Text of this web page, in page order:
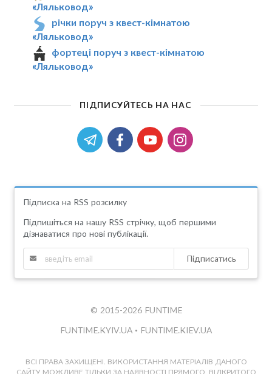
«Ляльковод»
річки поруч з квест-кімнатою
«Ляльковод»
фортеці поруч з квест-кімнатою
«Ляльковод»
ПІДПИСУЙТЕСЬ НА НАС
Підписка на RSS розсилку
Підпишіться на нашу RSS стрічку, щоб першими
дізнаватися про нові публікації.
Підписатись
© 2015-2026 FUNTIME
FUNTIME.KYIV.UA • FUNTIME.KIEV.UA
ВСІ ПРАВА ЗАХИЩЕНІ. ВИКОРИСТАННЯ МАТЕРІАЛІВ ДАНОГО
САЙТУ МОЖЛИВЕ ТІЛЬКИ ЗА НАЯВНОСТІ ПРЯМОГО, ВІДКРИТОГО